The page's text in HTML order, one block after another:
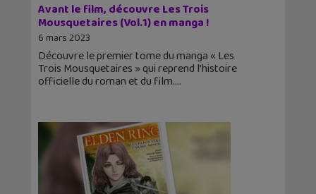
Avant le film, découvre Les Trois
Mousquetaires (Vol.1) en manga !
6 mars 2023
Découvre le premier tome du manga « Les
Trois Mousquetaires » qui reprend l’histoire
officielle du roman et du film.